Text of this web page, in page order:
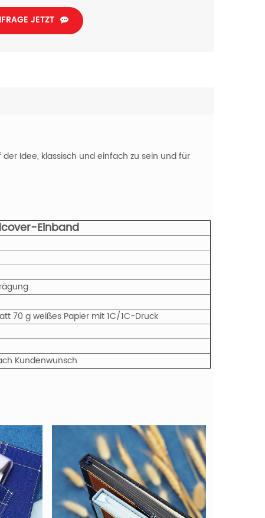
JETZT
Idee, klassisch und einfach zu sein und für
Einband
70 g weißes Papier mit 1C/1C-Druck
Kundenwunsch